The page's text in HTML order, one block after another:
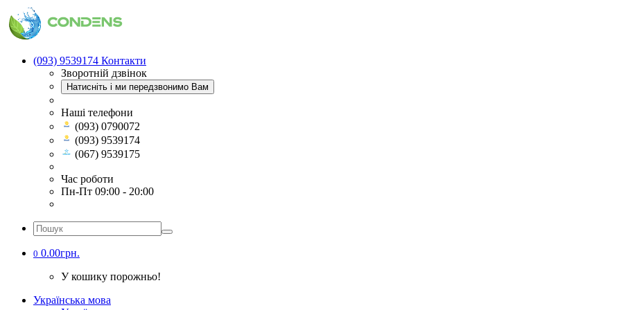
(093) 9539174 Контакти
Зворотній дзвінок
Натисніть і ми передзвонимо Вам
Наші телефони
(093) 0790072
(093) 9539174
(067) 9539175
Час роботи
Пн-Пт 09:00 - 20:00
0 0.00грн.
У кошику порожньо!
Українська мова